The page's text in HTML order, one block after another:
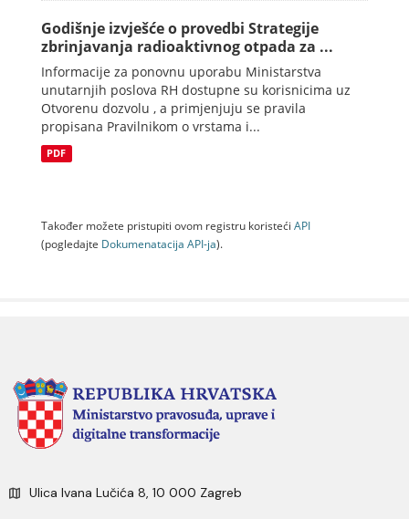
Godišnje izvješće o provedbi Strategije
zbrinjavanja radioaktivnog otpada za ...
Informacije za ponovnu uporabu Ministarstva
unutarnjih poslova RH dostupne su korisnicima uz
Otvorenu dozvolu , a primjenjuju se pravila
propisana Pravilnikom o vrstama i...
PDF
Također možete pristupiti ovom registru koristeći API
(pogledajte Dokumenаtаcijа API-jа).